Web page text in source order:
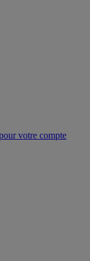
votre compte